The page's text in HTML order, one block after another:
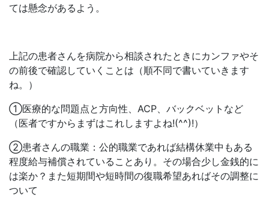
ては懸念があるよう。
上記の患者さんを病院から相談されたときにカンファやそ
の前後で確認していくことは（順不同で書いていきます
ね。）
①医療的な問題点と方向性、ACP、バックベットなど
（医者ですからまずはこれしますよね!(^^)!）
②患者さんの職業：公的職業であれば結構休業中もある
程度給与補償されていることあり。その場合少し金銭的に
は楽か？また短期間や短時間の復職希望あればその調整に
ついて